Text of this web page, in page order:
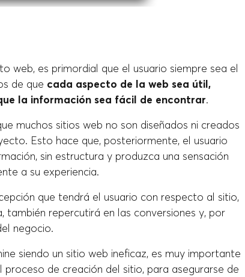
web, es primordial que el usuario siempre sea el
de que cada aspecto de la web sea útil,
la información sea fácil de encontrar.
muchos sitios web no son diseñados ni creados
Esto hace que, posteriormente, el usuario
sin estructura y produzca una sensación
a su experiencia.
que tendrá el usuario con respecto al sitio,
también repercutirá en las conversiones y, por
negocio.
siendo un sitio web ineficaz, es muy importante
de creación del sitio, para asegurarse de